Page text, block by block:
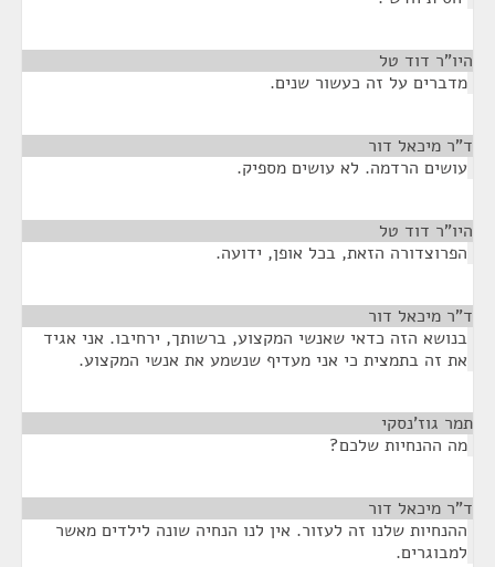
היו"ר דוד טל
מדברים על זה כעשור שנים.
ד"ר מיכאל דור
עושים הרדמה. לא עושים מספיק.
היו"ר דוד טל
הפרוצדורה הזאת, בכל אופן, ידועה.
ד"ר מיכאל דור
בנושא הזה כדאי שאנשי המקצוע, ברשותך, ירחיבו. אני אגיד
את זה בתמצית כי אני מעדיף שנשמע את אנשי המקצוע.
תמר גוז'נסקי
מה ההנחיות שלכם?
ד"ר מיכאל דור
ההנחיות שלנו זה לעזור. אין לנו הנחיה שונה לילדים מאשר
למבוגרים.